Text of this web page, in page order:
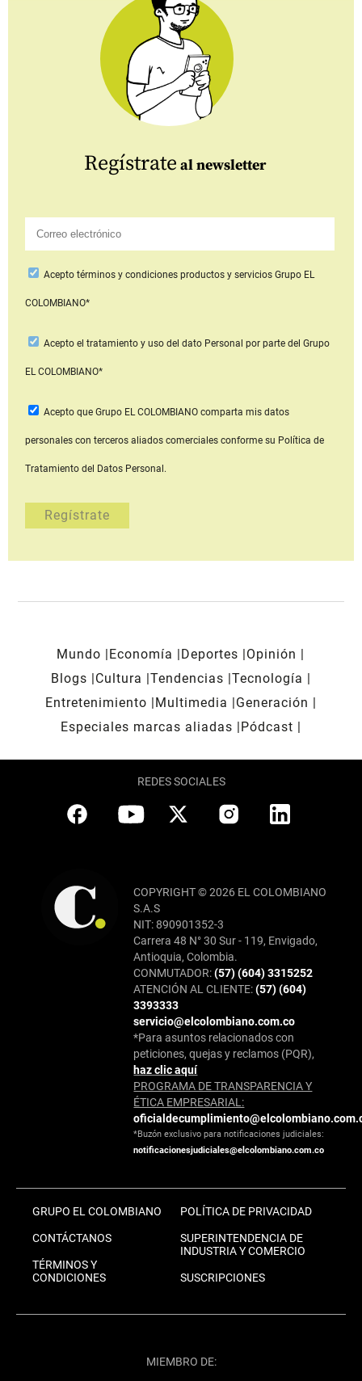
Regístrate al newsletter
Aceptotérminos y condiciones productos y serviciosGrupo EL
COLOMBIANO*
Acepto el tratamiento y uso del dato Personal por parte del Grupo
EL COLOMBIANO*
Acepto que Grupo EL COLOMBIANOcomparta mis datos
personales con terceros aliados comerciales conforme su Política de
Tratamiento del Datos Personal.
Mundo Economía Deportes
Opinión
Blogs
Cultura Tendencias Tecnología
Entretenimiento
Multimedia
Generación
Especiales marcas aliadas
Pódcast
REDES SOCIALES
COPYRIGHT © 2026 EL COLOMBIANO
S.A.S
NIT: 890901352-3
Carrera 48 N° 30 Sur - 119, Envigado,
Antioquia, Colombia.
CONMUTADOR:(57) (604) 3315252
ATENCIÓN AL CLIENTE:(57) (604)
3393333
servicio@elcolombiano.com.co
*Para asuntos relacionados con
peticiones, quejas y reclamos (PQR),
haz clic aquí
PROGRAMA DE TRANSPARENCIA Y
ÉTICA EMPRESARIAL:
*Buzón exclusivo para notificaciones judiciales:
notificacionesjudiciales@elcolombiano.com.co
GRUPO EL COLOMBIANO
CONTÁCTANOS
TÉRMINOS Y
CONDICIONES
POLÍTICA DE PRIVACIDAD
SUPERINTENDENCIA DE
INDUSTRIA Y COMERCIO
SUSCRIPCIONES
MIEMBRO DE: